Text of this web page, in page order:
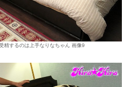
精するのは上手なりなちゃん 画像9